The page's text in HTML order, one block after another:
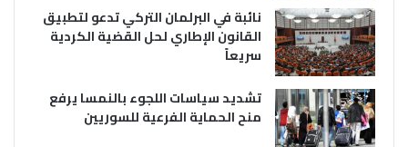
نائبة في البرلمان التركي تدعو لتطبيق
القانون الإطاري لحل القضية الكردية
سريعاً
تشديد سياسات اللجوء بالنمسا يرفع
منح الحماية الفرعية للسوريين